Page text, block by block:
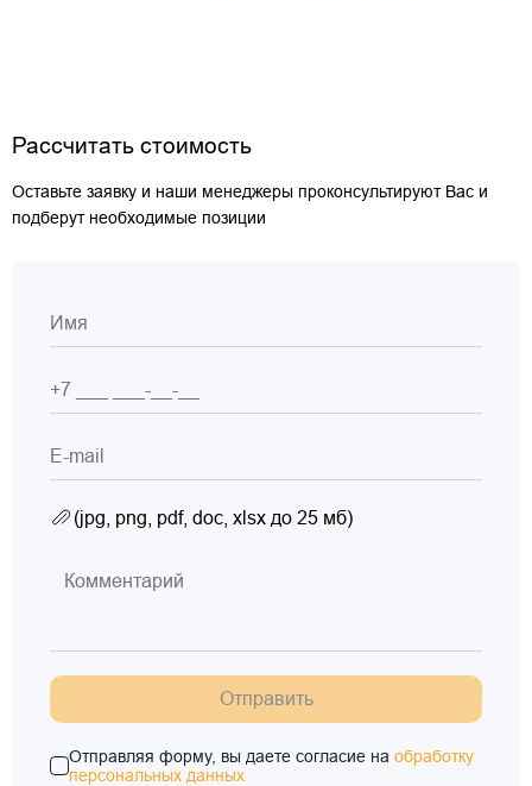
Рассчитать стоимость
Оставьте заявку и наши менеджеры проконсультируют Вас и
подберут необходимые позиции
(jpg, png, pdf, doc, xlsx до 25 мб)
Отправить
Отправляя форму, вы даете согласие на обработку
персональных данных